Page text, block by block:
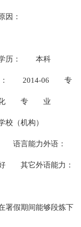
因：
历： 本科
2014-06 专
专 业
校（机构）
语言能力外语：
其它外语能力：
署假期间能够段炼下